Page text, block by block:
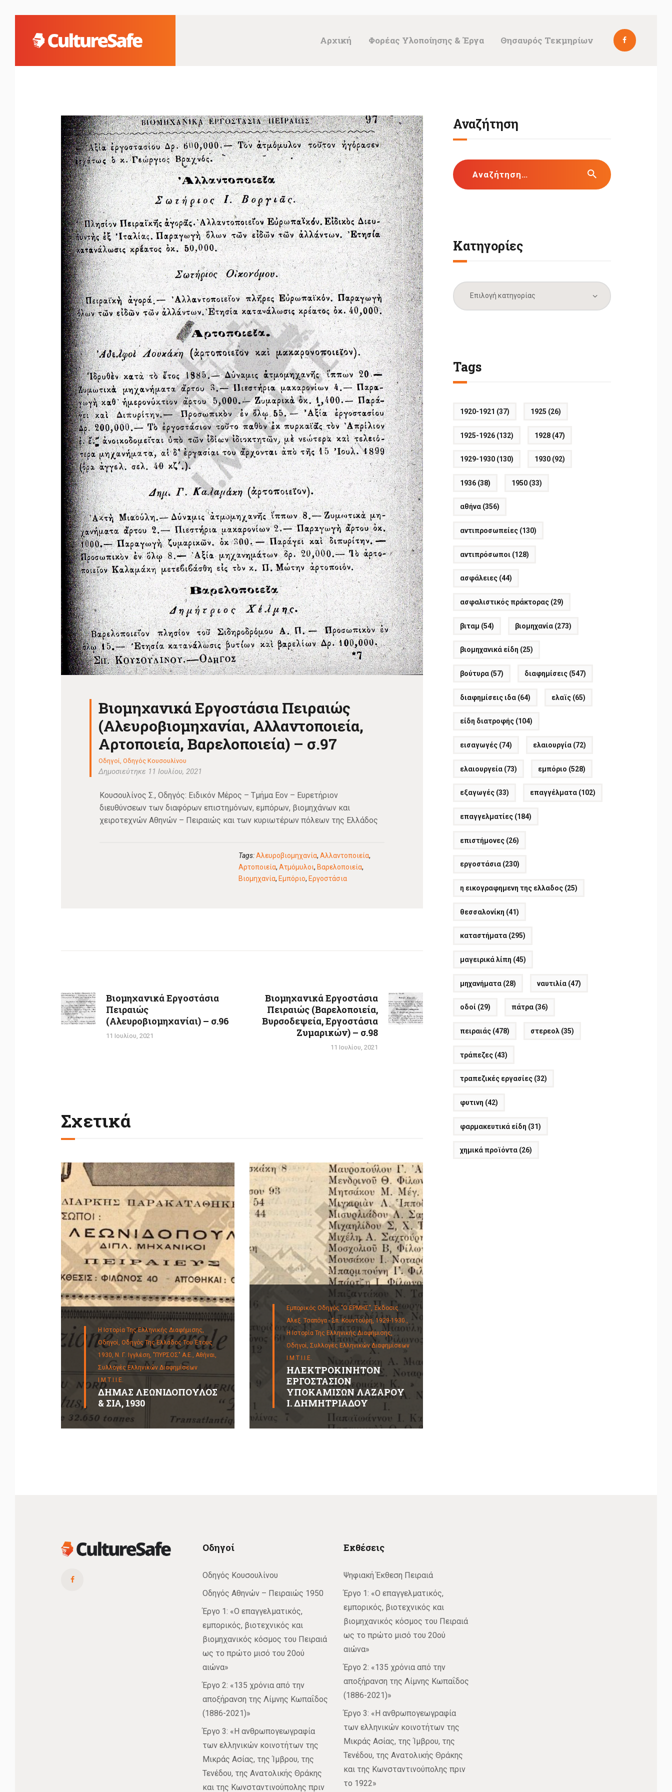
Αρχική Φορέας Υλοποίησης & Έργα Θησαυρός Τεκμηρίων
ΘΗΣΑΥΡΌΣ
ΤΕΚΜΗΡΊΩΝ
Βιομηχανικά Εργοστάσια Πειραιώς
(Αλευροβιομηχανίαι, Αλλαντοποιεία,
Αρτοποιεία, Βαρελοποιεία) – σ.97
Οδηγοί ,Οδηγός Κουσουλίνου
Δημοσιεύτηκε 11 Ιουλίου, 2021
Κουσουλίνος Σ., Οδηγός: Ειδικόν Μέρος – Τμήμα Εον – Ευρετήριον
διευθύνσεων των διαφόρων επιστημόνων, εμπόρων, βιομηχάνων και
χειροτεχνών Αθηνών – Πειραιώς και των κυριωτέρων πόλεων της Ελλάδος
Tags:Αλευροβιομηχανία, Αλλαντοποιεία,
Αρτοποιεία, Ατμόμυλοι, Βαρελοποιεία,
Βιομηχανία, Εμπόριο, Εργοστάσια
άρθρων
Previous
post:
Βιομηχανικά Εργοστάσια
Πειραιώς
(Αλευροβιομηχανίαι) – σ.96
11 Ιουλίου, 2021
post:
Βιομηχανικά Εργοστάσια
Πειραιώς (Βαρελοποιεία,
Βυρσοδεψεία, Εργοστάσια
Ζυμαρικών) – σ.98
11 Ιουλίου, 2021
Σχετικά
Η Ιστορία Της Ελληνικής Διαφήμισης,
Οδηγοί, Οδηγός Της Ελλάδος Του Έτους
1930, Ν. Γ. Ιγγλέση, "ΠΥΡΣΟΣ" Α.Ε., Αθήναι,
Συλλογές Ελληνικών Διαφημίσεων
Ι.Μ.Τ.Ι.Ι.Ε.
ΔΗΜΑΣ ΛΕΩΝΙΔΟΠΟΥΛΟΣ
& ΣΙΑ, 1930
Εμπορικός Οδηγός "Ο ΕΡΜΗΣ", Έκδοσις
Αλεξ. Τσαπόγα - Σπ. Κουντούρη, 1929-1930.,
Η Ιστορία Της Ελληνικής Διαφήμισης,
Οδηγοί, Συλλογές Ελληνικών Διαφημίσεων
Ι.Μ.Τ.Ι.Ι.Ε.
ΗΛΕΚΤΡΟΚΙΝΗΤΟΝ
ΕΡΓΟΣΤΑΣΙΟΝ
ΥΠΟΚΑΜΙΣΩΝ ΛΑΖΑΡΟΥ
Ι. ΔΗΜΗΤΡΙΑΔΟΥ
Αναζήτηση
Αναζήτηση
για:
Κατηγορίες
Κατηγορίες
Tags
1920-1921 (37) 1925 (26)
1925-1926 (132) 1928 (47)
1929-1930 (130) 1930 (92)
1936 (38) 1950 (33)
αθήνα (356)
αντιπροσωπείες (130)
αντιπρόσωποι (128)
ασφάλειες (44)
ασφαλιστικός πράκτορας (29)
βιταμ (54) βιομηχανία (273)
βιομηχανικά είδη (25)
βούτυρα (57) διαφημίσεις (547)
διαφημίσεις ιδα (64) ελαϊς (65)
είδη διατροφής (104)
εισαγωγές (74) ελαιουργία (72)
ελαιουργεία (73) εμπόριο (528)
εξαγωγές (33) επαγγέλματα (102)
επαγγελματίες (184)
επιστήμονες (26)
εργοστάσια (230)
η εικογραφημενη της ελλαδος (25)
θεσσαλονίκη (41)
καταστήματα (295)
μαγειρικά λίπη (45)
μηχανήματα (28) ναυτιλία (47)
οδοί (29) πάτρα (36)
πειραιάς (478) στερεολ (35)
τράπεζες (43)
τραπεζικές εργασίες (32)
φυτινη (42)
φαρμακευτικά είδη (31)
χημικά προϊόντα (26)
Οδηγοί
Οδηγός Κουσουλίνου
Οδηγός Αθηνών – Πειραιώς 1950
Έργο 1: «Ο επαγγελματικός,
εμπορικός, βιοτεχνικός και
βιομηχανικός κόσμος του Πειραιά
ως το πρώτο μισό του 20ού
αιώνα»
Έργο 2: «135 χρόνια από την
αποξήρανση της Λίμνης Κωπαΐδος
(1886-2021)»
Έργο 3: «Η ανθρωπογεωγραφία
των ελληνικών κοινοτήτων της
Μικράς Ασίας, της Ίμβρου, της
Τενέδου, της Ανατολικής Θράκης
και της Κωνσταντινούπολης πριν
Εκθέσεις
Ψηφιακή Έκθεση Πειραιά
Έργο 1: «Ο επαγγελματικός,
εμπορικός, βιοτεχνικός και
βιομηχανικός κόσμος του Πειραιά
ως το πρώτο μισό του 20ού
αιώνα»
Έργο 2: «135 χρόνια από την
αποξήρανση της Λίμνης Κωπαΐδος
(1886-2021)»
Έργο 3: «Η ανθρωπογεωγραφία
των ελληνικών κοινοτήτων της
Μικράς Ασίας, της Ίμβρου, της
Τενέδου, της Ανατολικής Θράκης
και της Κωνσταντινούπολης πριν
το 1922»